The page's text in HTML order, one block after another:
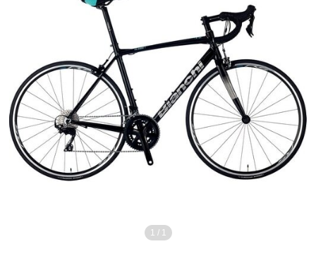
1 / 1